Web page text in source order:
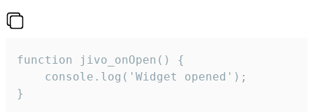
function jivo_onOpen() {
    console.log('Widget opened');
}